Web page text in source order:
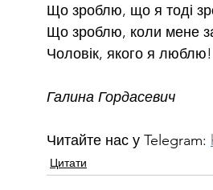
Що зроблю, що я тоді
Що зроблю, коли мене
Чоловік, якого я люблю!
Галина Гордасевич
Читайте нас у Telegram:
Цитати